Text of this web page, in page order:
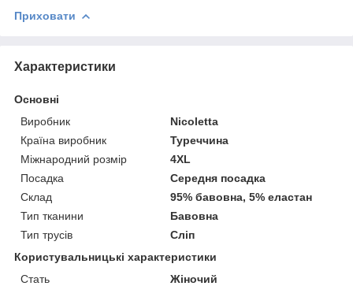
Приховати
Характеристики
Основні
Виробник
Nicoletta
Країна виробник
Туреччина
Міжнародний розмір
4XL
Посадка
Середня посадка
Склад
95% бавовна, 5% еластан
Тип тканини
Бавовна
Тип трусів
Сліп
Користувальницькі характеристики
Cтать
Жіночий